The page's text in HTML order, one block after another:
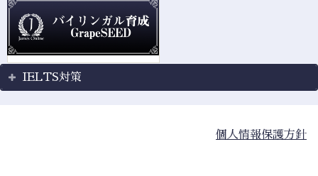
IELTS対策
個人情報保護方針